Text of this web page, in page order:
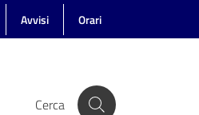
Avvisi Orari
Cerca